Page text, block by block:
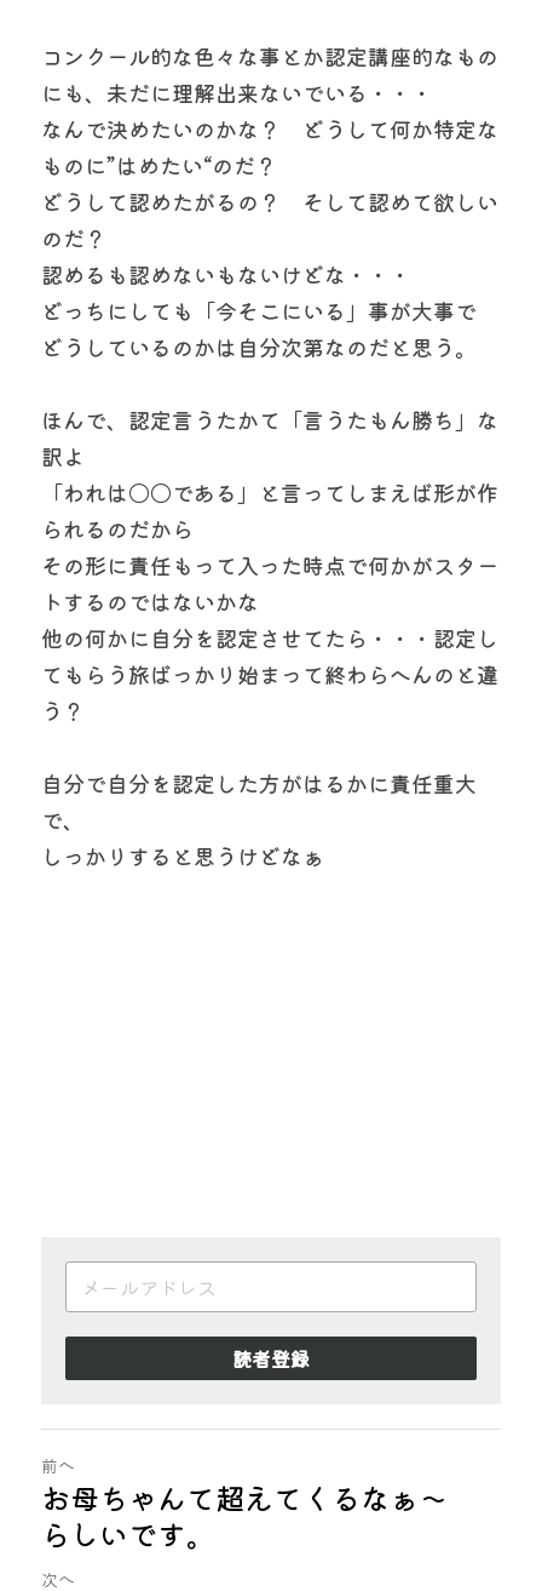
コンクール的な色々な事とか認定講座的なもの
にも、未だに理解出来ないでいる・・・
なんで決めたいのかな？　どうして何か特定な
ものに”はめたい“のだ？
どうして認めたがるの？　そして認めて欲しい
のだ？
認めるも認めないもないけどな・・・
どっちにしても「今そこにいる」事が大事で
どうしているのかは自分次第なのだと思う。
ほんで、認定言うたかて「言うたもん勝ち」な
訳よ
「われは〇〇である」と言ってしまえば形が作
られるのだから
その形に責任もって入った時点で何かがスター
トするのではないかな
他の何かに自分を認定させてたら・・・認定し
てもらう旅ばっかり始まって終わらへんのと違
う？
自分で自分を認定した方がはるかに責任重大
で、
しっかりすると思うけどなぁ
読者登録
前へ
お母ちゃんて超えてくるなぁ〜
らしいです。
次へ